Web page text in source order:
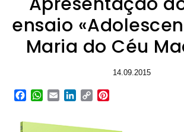
ensaio
Maria do Céu
14.09.2015
Facebook
WhatsApp
EmailLinkedIn
Copy